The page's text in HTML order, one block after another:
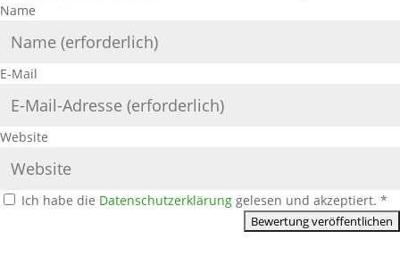
Name
E-Mail
Website
Ich habe die Datenschutzerklärung gelesen und akzeptiert. *